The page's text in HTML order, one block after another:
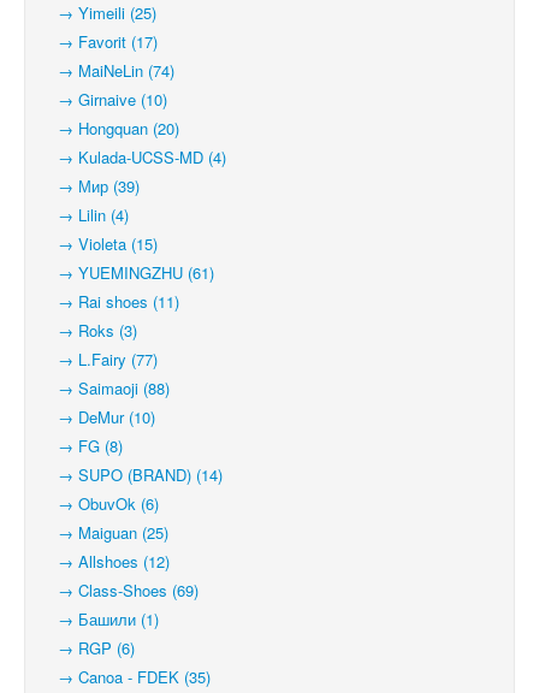
→ Yimeili (25)
→ Favorit (17)
→ MaiNeLin (74)
→ Girnaive (10)
→ Hongquan (20)
→ Kulada-UCSS-MD (4)
→ Мир (39)
→ Lilin (4)
→ Violeta (15)
→ YUEMINGZHU (61)
→ Rai shoes (11)
→ Roks (3)
→ L.Fairy (77)
→ Saimaoji (88)
→ DeMur (10)
→ FG (8)
→ SUPO (BRAND) (14)
→ ObuvOk (6)
→ Maiguan (25)
→ Allshoes (12)
→ Class-Shoes (69)
→ Башили (1)
→ RGP (6)
→ Canoa - FDEK (35)